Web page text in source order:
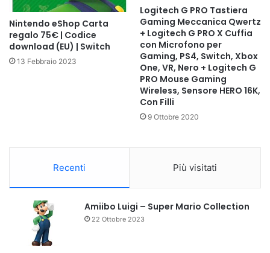
Nintendo eShop Carta
regalo 75€ | Codice
download (EU) | Switch
13 Febbraio 2023
Logitech G PRO Tastiera
Gaming Meccanica Qwertz
+ Logitech G PRO X Cuffia
con Microfono per
Gaming, PS4, Switch, Xbox
One, VR, Nero + Logitech G
PRO Mouse Gaming
Wireless, Sensore HERO 16K,
Con Filli
9 Ottobre 2020
Recenti Più visitati
Amiibo Luigi – Super Mario Collection
22 Ottobre 2023